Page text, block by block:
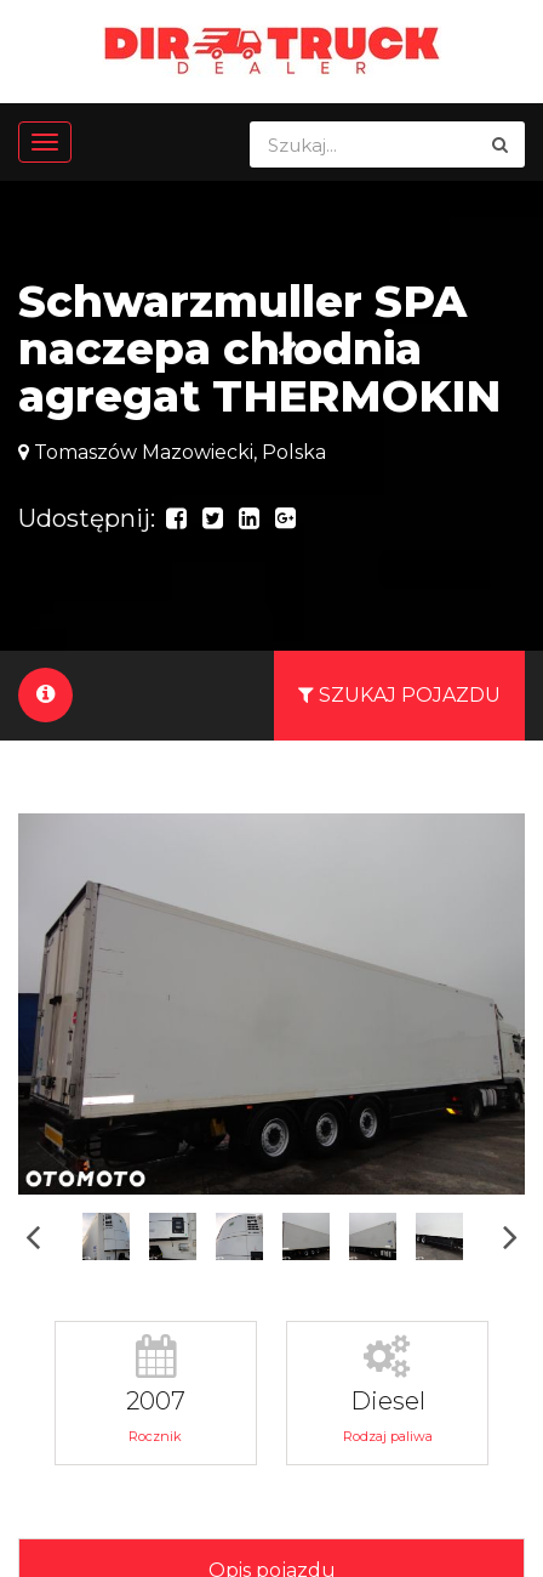
Schwarzmuller SPA
naczepa chłodnia
agregat THERMOKIN
Tomaszów Mazowiecki, Polska
Udostępnij:
SZUKAJ POJAZDU
2007
Rocznik
Diesel
Rodzaj paliwa
Opis pojazdu